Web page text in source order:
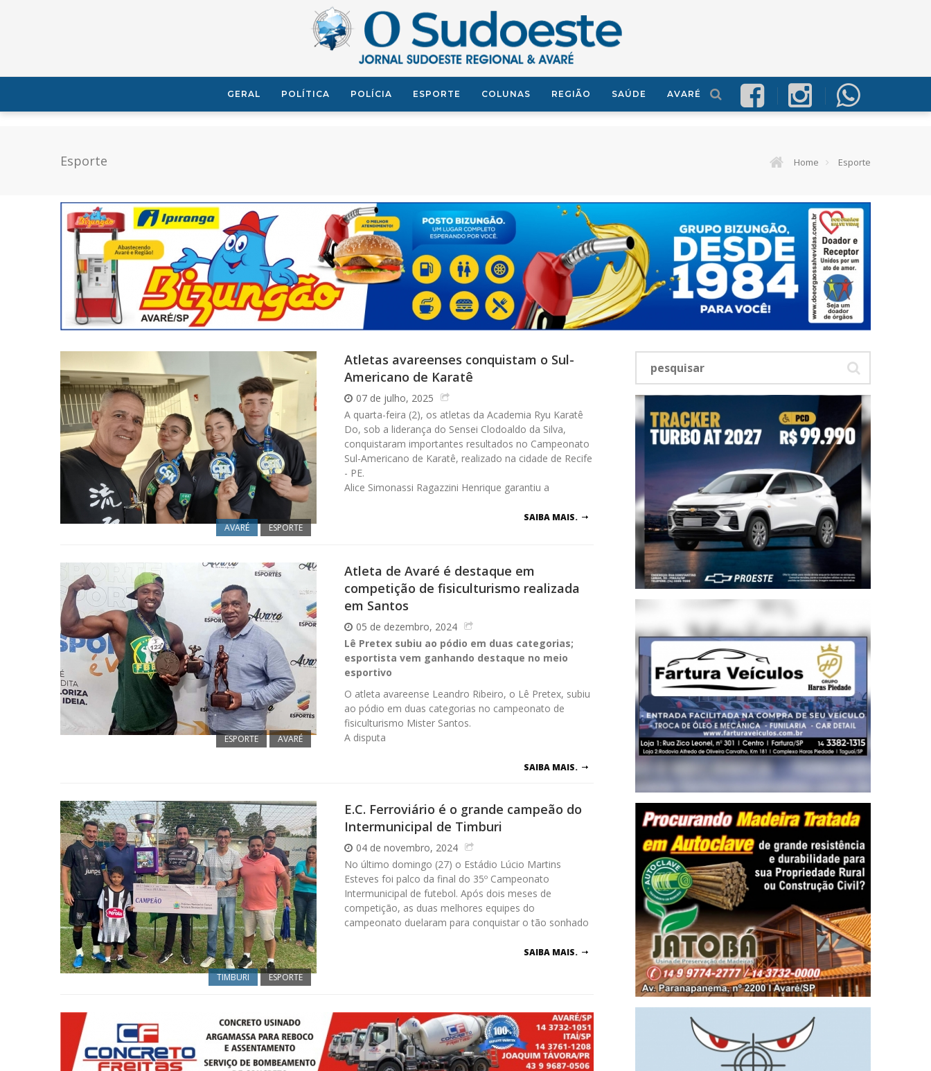
GERAL POLÍTICA POLÍCIA ESPORTE COLUNAS REGIÃO SAÚDE AVARÉ
Esporte Home Esporte
AVARÉ ESPORTE
Atletas avareenses conquistam o Sul-
Americano de Karatê
07 de julho, 2025
A quarta-feira (2), os atletas da Academia Ryu Karatê
Do, sob a liderança do Sensei Clodoaldo da Silva,
conquistaram importantes resultados no Campeonato
Sul-Americano de Karatê, realizado na cidade de Recife
- PE.
Alice Simonassi Ragazzini Henrique garantiu a
SAIBA MAIS.
ESPORTE AVARÉ
Atleta de Avaré é destaque em
competição de fisiculturismo realizada
em Santos
05 de dezembro, 2024
Lê Pretex subiu ao pódio em duas categorias;
esportista vem ganhando destaque no meio
esportivo
O atleta avareense Leandro Ribeiro, o Lê Pretex, subiu
ao pódio em duas categorias no campeonato de
fisiculturismo Mister Santos.
A disputa
SAIBA MAIS.
TIMBURI ESPORTE
E.C. Ferroviário é o grande campeão do
Intermunicipal de Timburi
04 de novembro, 2024
No último domingo (27) o Estádio Lúcio Martins
Esteves foi palco da final do 35º Campeonato
Intermunicipal de futebol. Após dois meses de
competição, as duas melhores equipes do
campeonato duelaram para conquistar o tão sonhado
SAIBA MAIS.